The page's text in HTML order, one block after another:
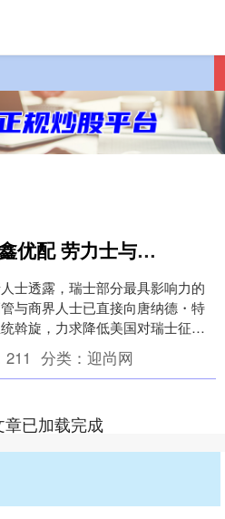
交易鑫优配 劳力士与Partners集团：直接向特朗普提交瑞士关税豁免请求
士透露，瑞士部分最具影响力的
与商界人士已直接向唐纳德・特
斡旋，力求降低美国对瑞士征收
。 这些知情人士表示，Partners 集
211 分类： 迎尚网
章已加载完成